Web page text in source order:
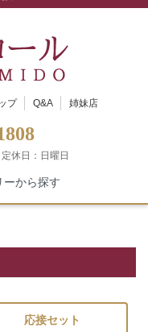
プ Q&A 姉妹店
定休日：日曜日
ーから探す
応接セット